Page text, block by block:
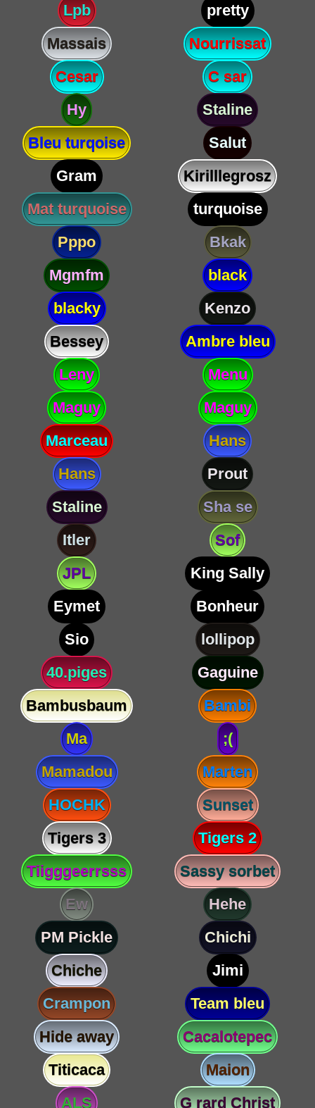
Lpb
pretty
Massais
Nourrissat
Cesar
C sar
Hy
Staline
Bleu turqoise
Salut
Gram
Kirilllegrosz
Mat turquoise
turquoise
Pppo
Bkak
Mgmfm
black
blacky
Kenzo
Bessey
Ambre bleu
Leny
Menu
Maguy
Maguy
Marceau
Hans
Hans
Prout
Staline
Sha se
Itler
Sof
JPL
King Sally
Eymet
Bonheur
Sio
lollipop
40.piges
Gaguine
Bambusbaum
Bambi
Ma
;(
Mamadou
Marten
HOCHK
Sunset
Tigers 3
Tigers 2
Tiigggeerrsss
Sassy sorbet
Ew
Hehe
PM Pickle
Chichi
Chiche
Jimi
Crampon
Team bleu
Hide away
Cacalotepec
Titicaca
Maion
ALS
G rard Christ